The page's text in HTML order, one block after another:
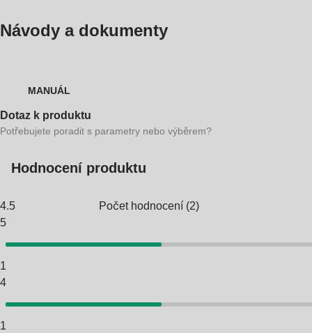
Návody a dokumenty
MANUÁL
Dotaz k produktu
Potřebujete poradit s parametry nebo výběrem?
Hodnocení produktu
4.5 Počet hodnocení (2)
5
1
4
1